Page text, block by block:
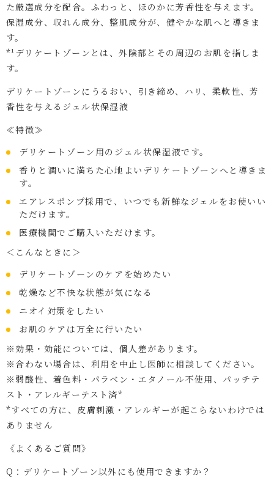
た厳選成分を配合。ふわっと、ほのかに芳香性を与えます。
保湿成分、収れん成分、整肌成分が、健やかな肌へと導きま
す。
*¹デリケートゾーンとは、外陰部とその周辺のお肌を指しま
す。
デリケートゾーンにうるおい、引き締め、ハリ、柔軟性、芳
香性を与えるジェル状保湿液
≪特徴≫
デリケートゾーン用のジェル状保湿液です。
香りと潤いに満ちた心地よいデリケートゾーンへと導きま
す。
エアレスポンプ採用で、いつでも新鮮なジェルをお使いい
ただけます。
医療機関でご購入いただけます。
＜こんなときに＞
デリケートゾーンのケアを始めたい
乾燥など不快な状態が気になる
ニオイ対策をしたい
お肌のケアは万全に行いたい
※効果・効能については、個人差があります。
※合わない場合は、利用を中止し医師に相談してください。
※弱酸性、着色料・パラベン・エタノール不使用、パッチテ
スト・アレルギーテスト済*
*すべての方に、皮膚刺激・アレルギーが起こらないわけでは
ありません
《よくあるご質問》
Q：デリケートゾーン以外にも使用できますか？